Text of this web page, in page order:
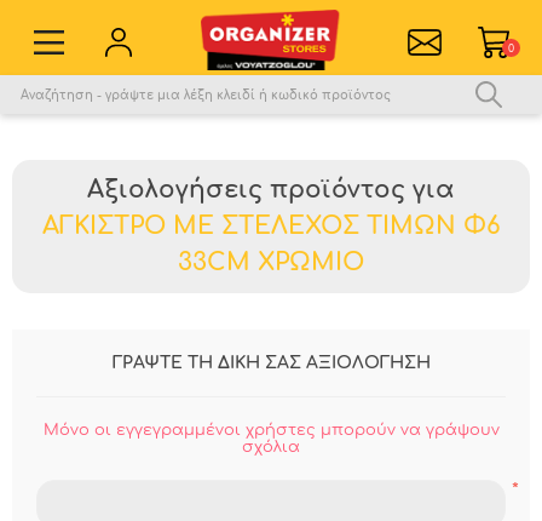
0
Αγαπημένα 0
Σύγκριση
Αξιολογήσεις προϊόντος για
ΑΓΚΙΣΤΡΟ ΜΕ ΣΤΕΛΕΧΟΣ ΤΙΜΩΝ Φ6
33CM ΧΡΩΜΙΟ
ΓΡΑΨΤΕ ΤΗ ΔΙΚΗ ΣΑΣ ΑΞΙΟΛΟΓΗΣΗ
Μόνο οι εγγεγραμμένοι χρήστες μπορούν να γράψουν
σχόλια
*